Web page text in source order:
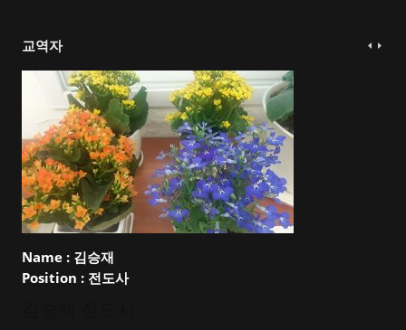
교역자
Name : 김승재
Position : 전도사